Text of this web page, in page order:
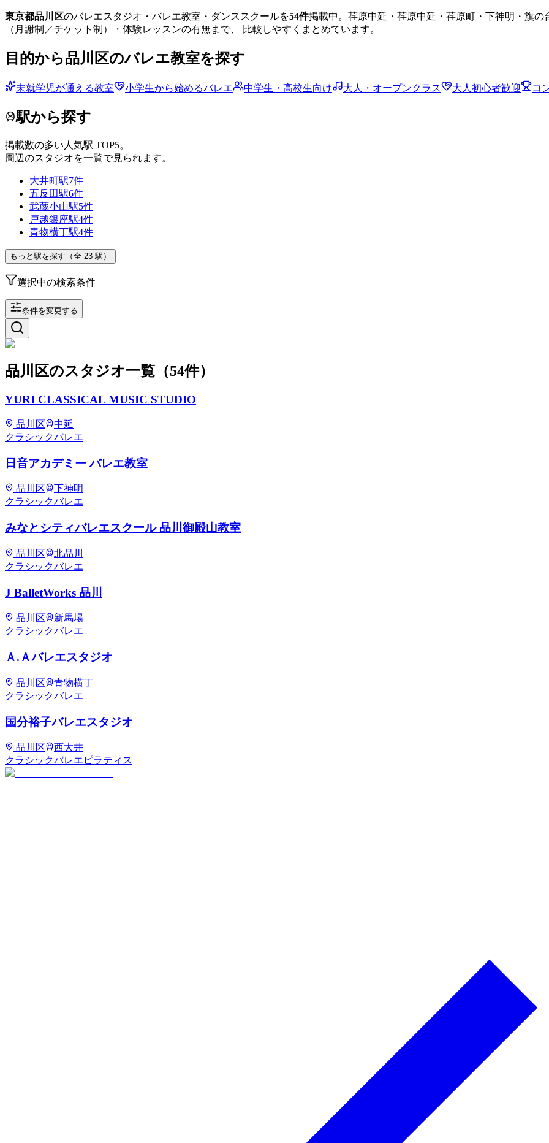
東京都品川区のバレエスタジオ・バレエ教室・ダンススクールを54件掲載中。 荏原中延・荏原中延・荏原町・下神明・旗の
（月謝制／チケット制）・体験レッスンの有無まで、 比較しやすくまとめています。
目的から品川区のバレエ教室を探す
未就学児が通える教室 小学生から始めるバレエ 中学生・高校生向け 大人・オープンクラス 大人初心者歓迎 コ
駅から探す
掲載数の多い人気駅 TOP5。
周辺のスタジオを一覧で見られます。
大井町駅7件
五反田駅6件
武蔵小山駅5件
戸越銀座駅4件
青物横丁駅4件
もっと駅を探す（全 23 駅）
選択中の検索条件
条件を変更する
品川区のスタジオ一覧 （54件）
YURI CLASSICAL MUSIC STUDIO
品川区
中延
クラシックバレエ
日音アカデミー バレエ教室
品川区
下神明
クラシックバレエ
みなとシティバレエスクール 品川御殿山教室
品川区
北品川
クラシックバレエ
J BalletWorks 品川
品川区
新馬場
クラシックバレエ
Ａ.Ａバレエスタジオ
品川区
青物横丁
クラシックバレエ
国分裕子バレエスタジオ
品川区
西大井
クラシックバレエ ピラティス